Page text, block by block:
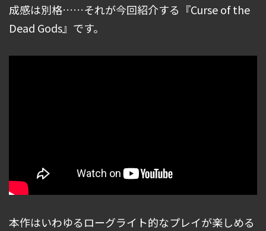
成感は別格……それが今回紹介する『Curse of the
Dead Gods』です。
本作はいわゆるローグライト的なプレイが楽しめる